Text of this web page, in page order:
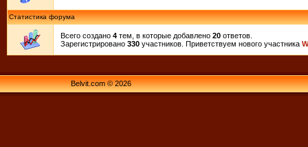
Статистика форума
Всего создано 4 тем, в которые добавлено 20 ответов.
Зарегистрировано 330 участников. Приветствуем нового участника
Belvit.com © 2026